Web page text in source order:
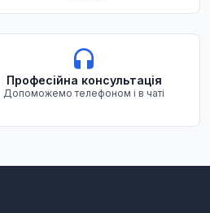
Професійна консультація
Допоможемо телефоном і в чаті